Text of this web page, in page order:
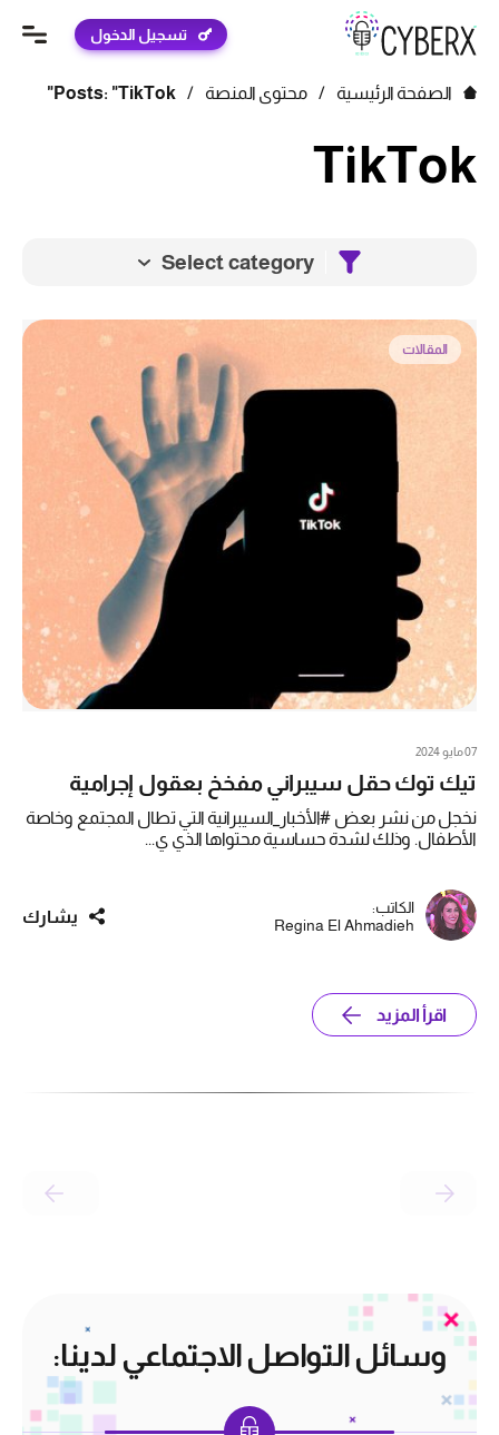
تسجيل الدخول
الصفحة الرئيسية / محتوى المنصة /
Posts: "TikTok"
TikTok
Select category
المقالات
07 مايو 2024
تيك توك حقل سيبراني مفخخ بعقول إجرامية
نخجل من نشر بعض #الأخبار_السيبرانية التي تطال المجتمع وخاصة
الأطفال. وذلك لشدة حساسية محتواها الذي ي...
الكاتب:
Regina El Ahmadieh
يشارك
اقرأ المزيد
وسائل التواصل الاجتماعي لدينا: